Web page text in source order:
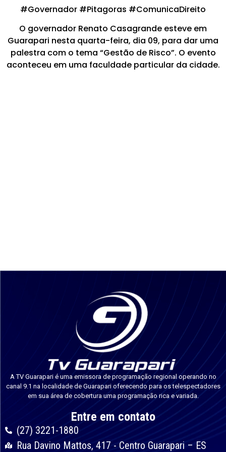
#Governador #Pitagoras #ComunicaDireito
O governador Renato Casagrande esteve em
Guarapari nesta quarta-feira, dia 09, para dar uma
palestra com o tema “Gestão de Risco”. O evento
aconteceu em uma faculdade particular da cidade.
A TV Guarapari é uma emissora de programação regional operando no
canal 9.1 na localidade de Guarapari oferecendo para os telespectadores
em sua área de cobertura uma programação rica e variada.
Entre em contato
(27) 3221-1880
Rua Davino Mattos, 417 - Centro Guarapari – ES